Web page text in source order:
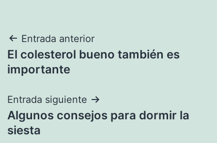
Navegación
de
Entrada anterior
El colesterol bueno también es
importante
Entrada siguiente
Algunos consejos para dormir la
siesta